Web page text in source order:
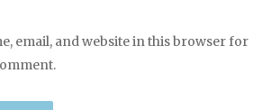
email, and website in this browser for